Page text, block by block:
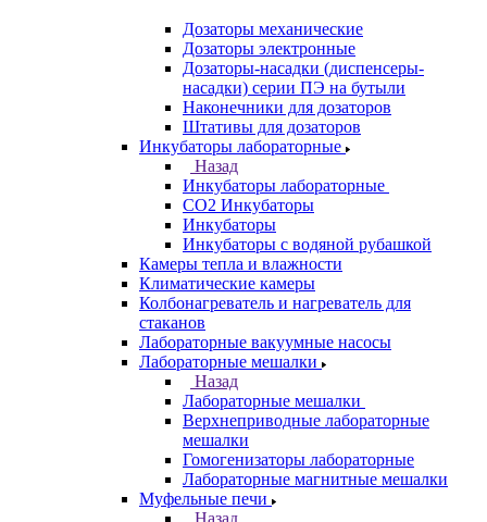
Дозаторы механические
Дозаторы электронные
Дозаторы-насадки (диспенсеры-
насадки) серии ПЭ на бутыли
Наконечники для дозаторов
Штативы для дозаторов
Инкубаторы лабораторные
Назад
Инкубаторы лабораторные
CO2 Инкубаторы
Инкубаторы
Инкубаторы с водяной рубашкой
Камеры тепла и влажности
Климатические камеры
Колбонагреватель и нагреватель для
стаканов
Лабораторные вакуумные насосы
Лабораторные мешалки
Назад
Лабораторные мешалки
Верхнеприводные лабораторные
мешалки
Гомогенизаторы лабораторные
Лабораторные магнитные мешалки
Муфельные печи
Назад